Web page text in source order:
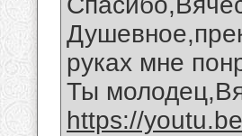
руках мне
Ты
https://